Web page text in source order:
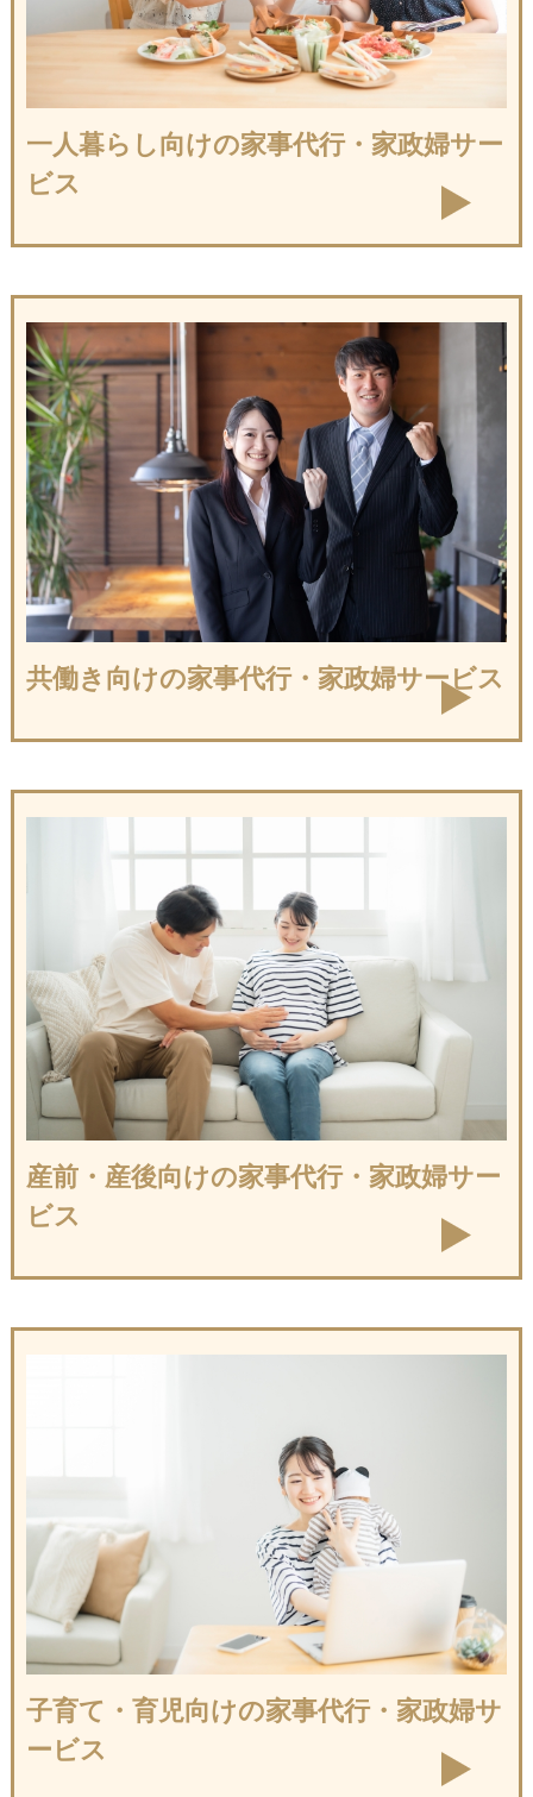
一人暮らし向けの家事代行・家政婦サー
ビス
共働き向けの家事代行・家政婦サービス
産前・産後向けの家事代行・家政婦サー
ビス
子育て・育児向けの家事代行・家政婦サ
ービス